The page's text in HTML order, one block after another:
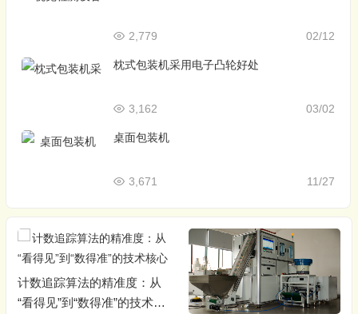
02/12
2,779
枕式包装机采用电子凸轮好处
03/02
3,162
桌面包装机
11/27
3,671
计数追踪算法的精准度：从
“看得见”到“数得准”的技术核